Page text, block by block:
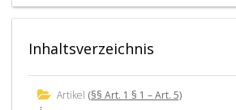
Inhaltsverzeichnis
Artikel (§§ Art. 1 § 1 – Art. 5)